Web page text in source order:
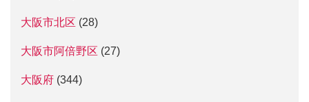
大阪市北区 (28)
大阪市阿倍野区 (27)
大阪府 (344)